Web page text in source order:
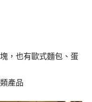
，也有歐式麵包、蛋
產品